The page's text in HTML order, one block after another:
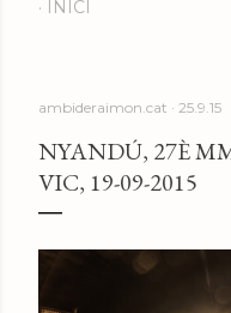
INICI
ambideraimon.cat 25.9.15
NYANDÚ, 27È
VIC, 19-09-2015